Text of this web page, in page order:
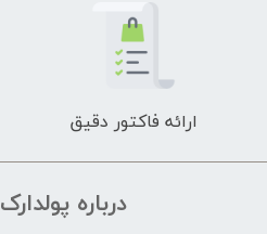
ارائه فاکتور دقیق
درباره پولدارک